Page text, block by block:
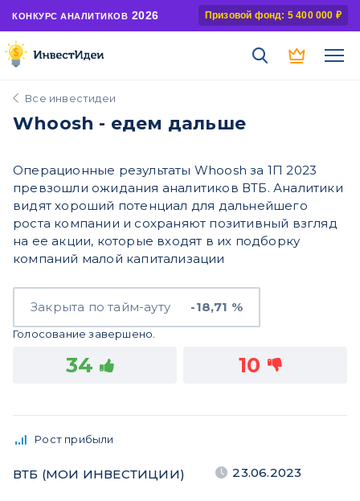
КОНКУРС АНАЛИТИКОВ 2026 Призовой фонд: 5 400 000 ₽
Все инвестидеи
Whoosh - едем дальше
Операционные результаты Whoosh за 1П 2023
превзошли ожидания аналитиков ВТБ. Аналитики
видят хороший потенциал для дальнейшего
роста компании и сохраняют позитивный взгляд
на ее акции, которые входят в их подборку
компаний малой капитализации
Закрыта по тайм-ауту -18,71 %
Голосование завершено.
34 10
Рост прибыли
ВТБ (МОИ ИНВЕСТИЦИИ) 23.06.2023